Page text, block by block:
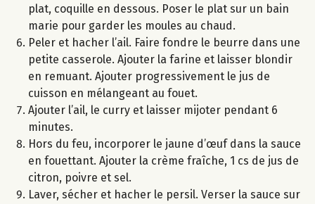
plat, coquille en dessous. Poser le plat sur un bain
marie pour garder les moules au chaud.
Peler et hacher l’ail. Faire fondre le beurre dans une
petite casserole. Ajouter la farine et laisser blondir
en remuant. Ajouter progressivement le jus de
cuisson en mélangeant au fouet.
Ajouter l’ail, le curry et laisser mijoter pendant 6
minutes.
Hors du feu, incorporer le jaune d’œuf dans la sauce
en fouettant. Ajouter la crème fraîche, 1 cs de jus de
citron, poivre et sel.
Laver, sécher et hacher le persil. Verser la sauce sur